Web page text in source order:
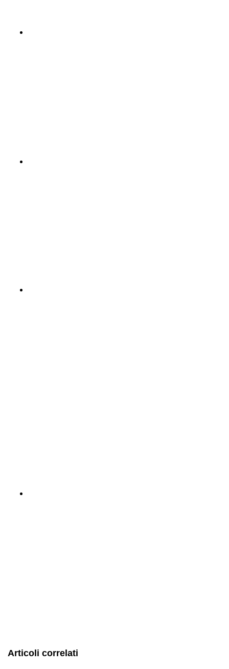
Articoli correlati